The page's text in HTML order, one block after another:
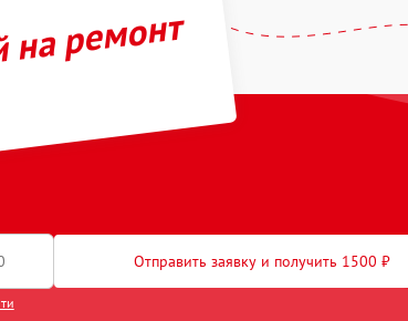
ремонт
Отправить заявку и получить 1500 ₽